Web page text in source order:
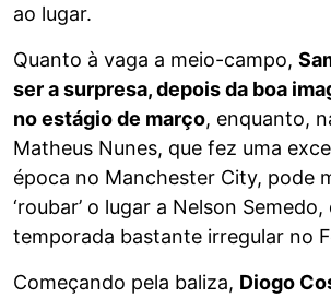
ao lugar.
Quanto à vaga a meio-campo,
ser a surpresa, depois da boa
no estágio de março, enquanto,
Matheus Nunes, que fez uma
época no Manchester City, pode
‘roubar’ o lugar a Nelson
temporada bastante irregular no
Começando pela baliza, Diogo